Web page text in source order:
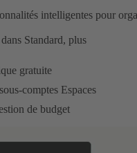
intelligentes pour
Standard, plus
gratuite
comptes Espaces
de budget